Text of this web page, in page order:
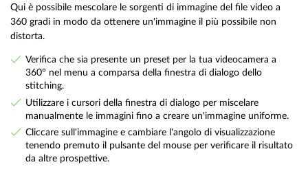
Qui è possibile mescolare le sorgenti di immagine del file video a
360 gradi in modo da ottenere un'immagine il più possibile non
distorta.
Verifica che sia presente un preset per la tua videocamera a
360° nel menu a comparsa della finestra di dialogo dello
stitching.
Utilizzare i cursori della finestra di dialogo per miscelare
manualmente le immagini fino a creare un'immagine uniforme.
Cliccare sull'immagine e cambiare l'angolo di visualizzazione
tenendo premuto il pulsante del mouse per verificare il risultato
da altre prospettive.